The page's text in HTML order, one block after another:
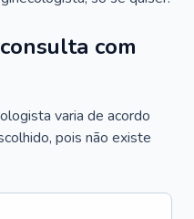
com
varia de acordo
pois não existe